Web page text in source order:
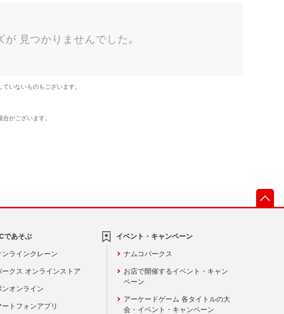
であそぶ
ンラインクレーン
ークス オンラインストア
ンオンライン
トフォンアプリ
イベント・キャンペーン
ナムコパークス
お店で開催するイベント・キャン
ペーン
アーケードゲーム 各タイトルの大
会・イベント・キャンペーン